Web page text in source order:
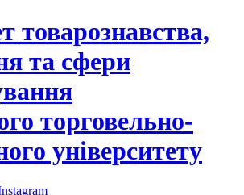
товарознавства,
та сфери
торговельно-
університету